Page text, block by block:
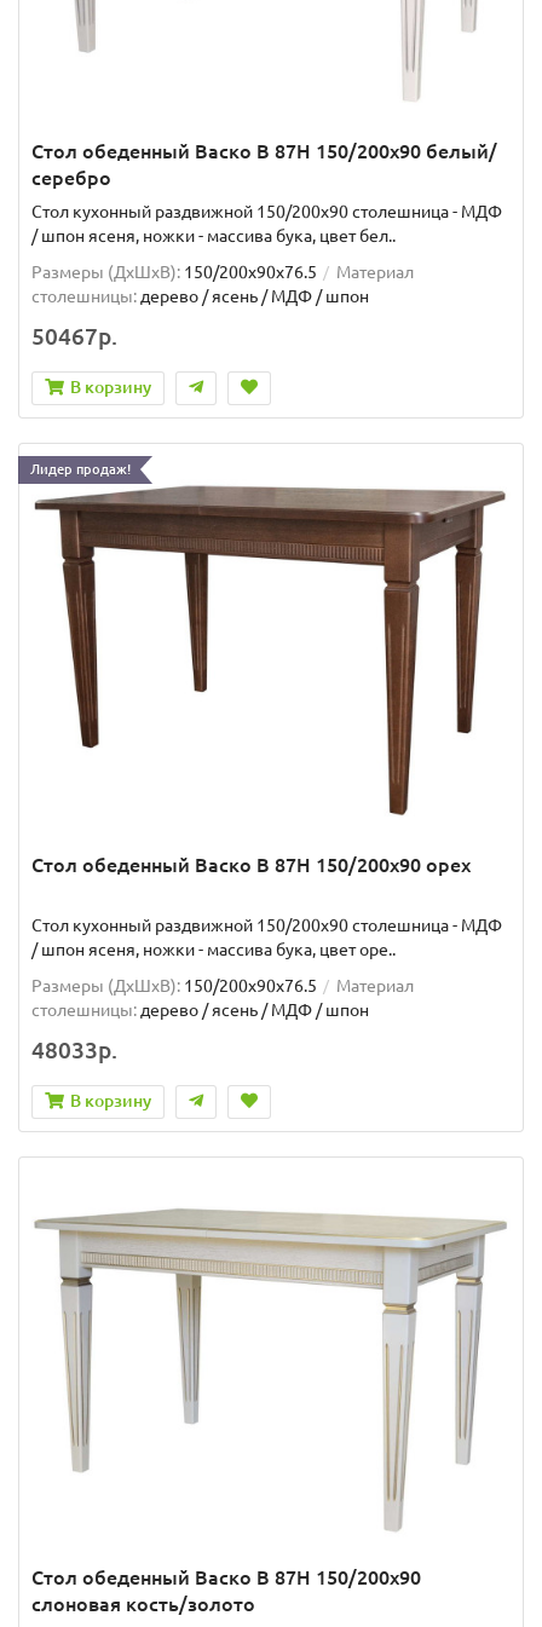
Стол обеденный Васко В 87Н 150/200х90 белый/
серебро
Стол кухонный раздвижной 150/200х90 столешница - МДФ
/ шпон ясеня, ножки - массива бука, цвет бел..
Размеры (ДхШxВ): 150/200х90х76.5
Материал
столешницы: дерево / ясень / МДФ / шпон
50467р.
В корзину
Лидер продаж!
Стол обеденный Васко В 87Н 150/200х90 орех
Стол кухонный раздвижной 150/200х90 столешница - МДФ
/ шпон ясеня, ножки - массива бука, цвет оре..
Размеры (ДхШxВ): 150/200х90х76.5
Материал
столешницы: дерево / ясень / МДФ / шпон
48033р.
В корзину
Стол обеденный Васко В 87Н 150/200х90
слоновая кость/золото